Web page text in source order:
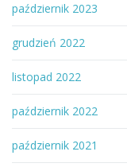
październik 2023
grudzień 2022
listopad 2022
październik 2022
październik 2021